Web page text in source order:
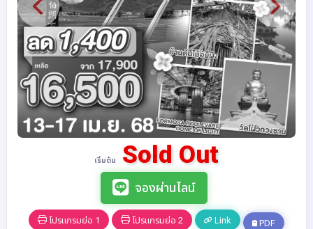
เริ่มต้น Sold Out
จองผ่านไลน์
โปรแกรมย่อ 1 โปรแกรมย่อ 2 Link PDF